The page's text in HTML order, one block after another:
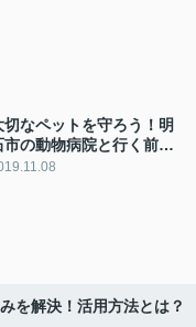
切なペットを守ろう！明
市の動物病院と行く前に
要な準備を解説
を解決！活用方法とは？